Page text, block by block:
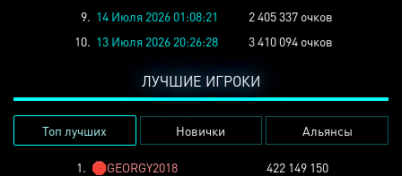
9. 14 Июля 2026 01:08:21
2 405 337 очков
10. 13 Июля 2026 20:26:28 3 410 094 очков
ЛУЧШИЕ ИГРОКИ
Топ лучших Новички Альянсы
1. 🛑GEORGY2018
422 149 150